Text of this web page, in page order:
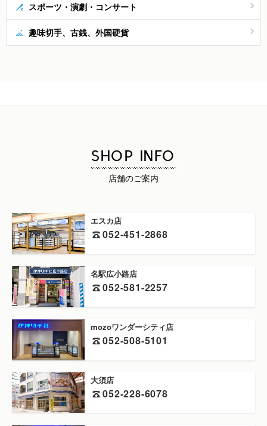
スポーツ・演劇・コンサート
趣味切手、古銭、外国硬貨
SHOP INFO
店舗のご案内
エスカ店
052-451-2868
名駅広小路店
052-581-2257
mozoワンダーシティ店
052-508-5101
大須店
052-228-6078